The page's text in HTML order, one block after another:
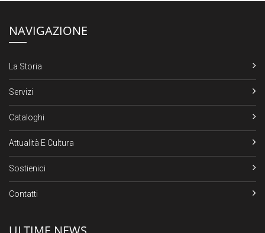
NAVIGAZIONE
La Storia
Servizi
Cataloghi
Attualità E Cultura
Sostienici
Contatti